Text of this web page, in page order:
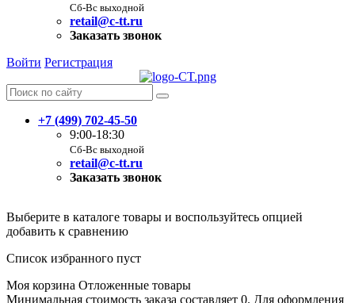
Сб-Вс выходной
retail@c-tt.ru
Заказать звонок
Войти Регистрация
+7 (499) 702-45-50
9:00-18:30
Сб-Вс выходной
retail@c-tt.ru
Заказать звонок
Выберите в каталоге товары и воспользуйтесь опцией
добавить к сравнению
Список избранного пуст
Моя корзина Отложенные товары
Минимальная стоимость заказа составляет 0. Для оформления